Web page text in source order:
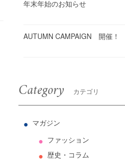
年末年始のお知らせ
AUTUMN CAMPAIGN 開催！
Category カテゴリ
マガジン
ファッション
歴史・コラム